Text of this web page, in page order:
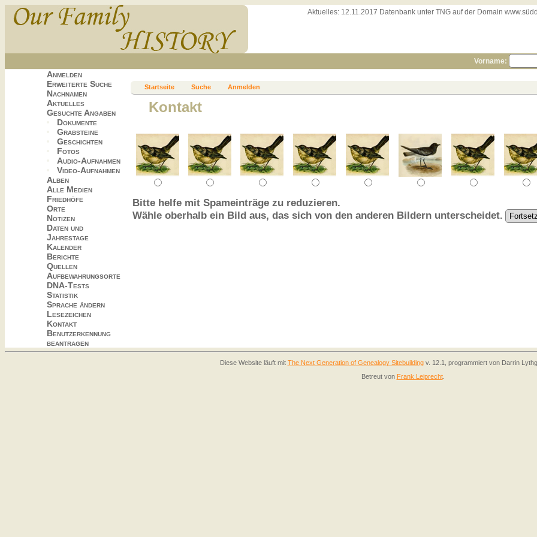
Aktuelles: 12.11.2017 Datenbank unter TNG auf der Domain
Vorname:
Anmelden
Erweiterte Suche
Nachnamen
Aktuelles
Gesuchte Angaben
Dokumente
Grabsteine
Geschichten
Fotos
Audio-Aufnahmen
Video-Aufnahmen
Alben
Alle Medien
Friedhöfe
Orte
Notizen
Daten und
Jahrestage
Kalender
Berichte
Quellen
Aufbewahrungsorte
DNA-Tests
Statistik
Sprache ändern
Lesezeichen
Kontakt
Benutzerkennung
beantragen
Startseite Suche Anmelden
Kontakt
Bitte helfe mit Spameinträge zu reduzieren.
Wähle oberhalb ein Bild aus, das sich von den anderen Bildern unterscheidet.
Diese Website läuft mit The Next Generation of Genealogy Sitebuildingv. 12.1, programmiert von Darrin
Betreut von Frank Leiprecht.